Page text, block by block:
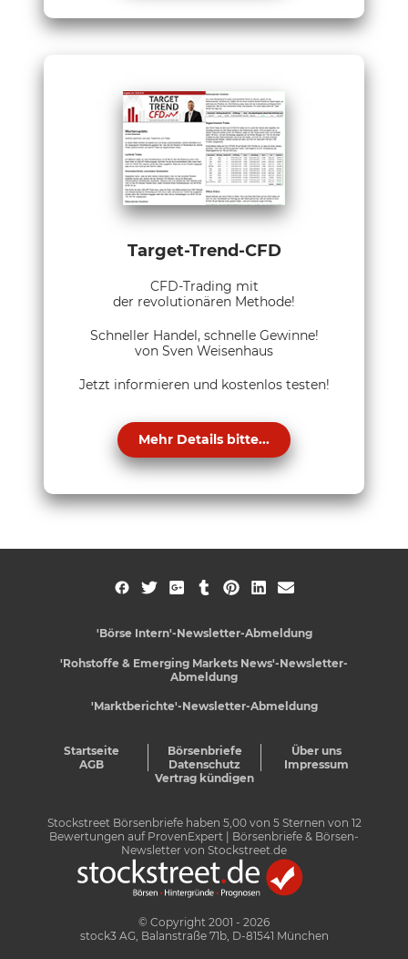
Target-Trend-CFD
CFD-Trading mit
der revolutionären Methode!
Schneller Handel, schnelle Gewinne!
von Sven Weisenhaus
Jetzt informieren und kostenlos testen!
Mehr Details bitte...
'Börse Intern'-Newsletter-Abmeldung
'Rohstoffe & Emerging Markets News'-Newsletter-
Abmeldung
'Marktberichte'-Newsletter-Abmeldung
Startseite Börsenbriefe
Über uns
AGB
Datenschutz
Impressum
Vertrag kündigen
Stockstreet Börsenbriefe haben 5,00von 5Sternen von 12
Bewertungen auf ProvenExpert
| Börsenbriefe & Börsen-
Newsletter von Stockstreet.de
© Copyright 2001 - 2026
stock3 AG, Balanstraße 71b, D-81541 München